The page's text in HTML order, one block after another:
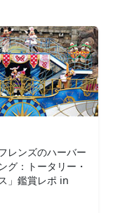
レンズのハーバー
グ：トータリー・
」鑑賞レポ in